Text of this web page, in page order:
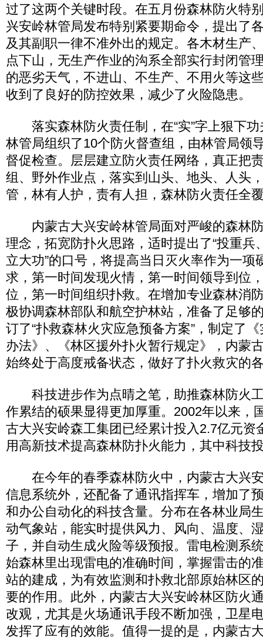
过了这两个关键时段。在五月份森林防火特
兴安岭林管局发布特别紧要期命令，提出了
及其副职一律不准外出的规定。各木材生产
点下山，无生产作业的沟系全部实行封闭管
的恶劣天气，不进山、不生产、不用火等这
收到了良好的防控效果，减少了火险隐患。
落实森林防火责任制，在“实”字上狠下功
林管局组织了10个防火督查组，由林管局领
督促检查。层层建立防火责任网络，真正把
组、野外作业点，落实到山头、地头、人头
管，林有人护，责有人担，森林防火责任全
内蒙古大兴安岭林管局面对严峻的森林
理念，拓宽防扑火思路，适时提出了“投重兵
立大功”的口号，将提高当日灭火率作为一项
求，第一时间发现火情，第一时间领导到位
位，第一时间组织扑救。在增加专业森林消
极协调森林部队和航空护林站，准备了足够
订了“扑救森林火灾应急预备方案”，制定了
办法》、《林区援外扑火暂行规定》，内蒙
始终处于高度戒备状态，做好了扑火救灾的
科技进步作为点晴之笔，助推森林防火
作累结的硕果显得更加厚重。2002年以来，
古大兴安岭森工集团已经累计投入2.7亿元资
用高新技术提高森林防扑火能力，其中科技
在今年的春季森林防火中，内蒙古大兴
信息系统外，还配备了通讯指挥车，增加了
和办公自动化的科技含量。分布在各林业局
动气象站，能实时提供风力、风向、温度、
子，并自动生成火险等级预报。雷电检测系
始森林里出现雷电的准确时间，掌握雷击的
站的建成，为有效监测和扑救北部原始林区
要的作用。此外，内蒙古大兴安岭林区防火
改观，尤其是火场通讯手段不断加强，卫星
发挥了应有的效能。值得一提的是，内蒙古